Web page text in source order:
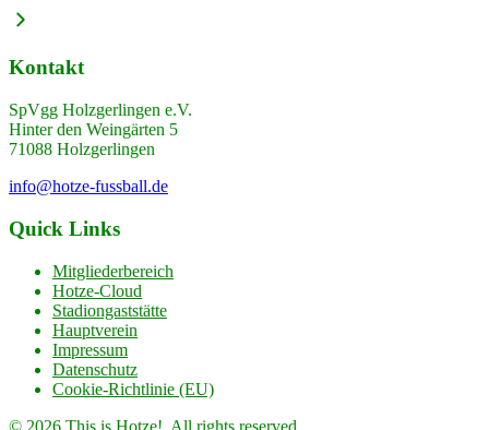
Kontakt
SpVgg Holzgerlingen e.V.
Hinter den Weingärten 5
71088 Holzgerlingen
info@hotze-fussball.de
Quick Links
Mitgliederbereich
Hotze-Cloud
Stadiongaststätte
Hauptverein
Impressum
Datenschutz
Cookie-Richtlinie (EU)
© 2026 This is Hotze!. All rights reserved.